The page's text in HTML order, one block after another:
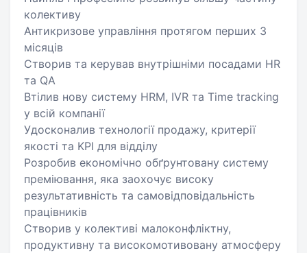
колективу
Антикризове управління протягом перших 3
місяців
Створив та керував внутрішніми посадами HR
та QА
Втілив нову систему HRM, IVR та Time tracking
у всій компанії
Удосконалив технології продажу, критерії
якості та KPI для відділу
Розробив економічно обґрунтовану систему
преміювання, яка заохочує високу
результативність та самовідповідальність
працівників
Створив у колективі малоконфліктну,
продуктивну та високомотивовану атмосферу